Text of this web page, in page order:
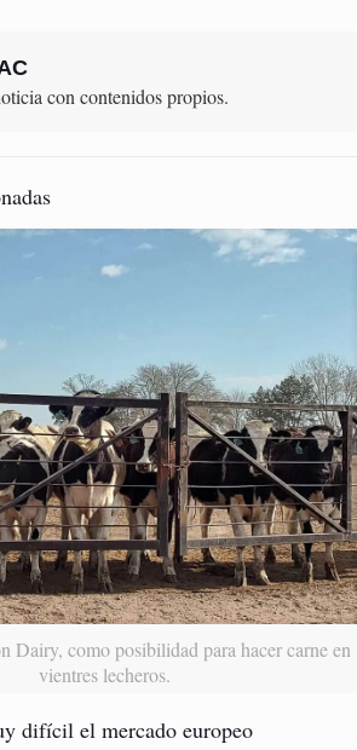
con contenidos propios.
Dairy, como posibilidad para hacer carne en
vientres lecheros.
difícil el mercado europeo